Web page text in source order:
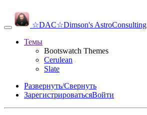
☆DAC☆Dimson's AstroConsulting
Темы
Bootswatch Themes
Cerulean
Slate
Развернуть/Свернуть
ЗарегистрироватьсяВойти